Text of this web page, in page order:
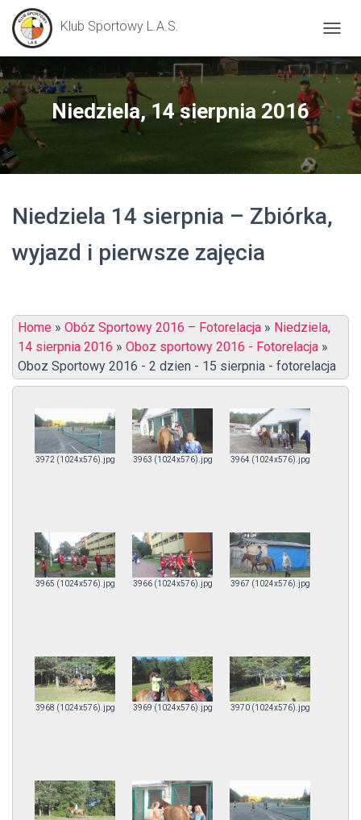
Klub Sportowy L.A.S.
R
Ą
Z
G
Niedziela, 14 sierpnia 2016
Niedziela 14 sierpnia – Zbiórka,
wyjazd i pierwsze zajęcia
Home » Obóz Sportowy 2016 – Fotorelacja » Niedziela,
14 sierpnia 2016 » Oboz sportowy 2016 - Fotorelacja »
Oboz Sportowy 2016 - 2 dzien - 15 sierpnia - fotorelacja
3972 (1024x576).jpg 3963 (1024x576).jpg 3964 (1024x576).jpg
3965 (1024x576).jpg 3966 (1024x576).jpg 3967 (1024x576).jpg
3968 (1024x576).jpg 3969 (1024x576).jpg 3970 (1024x576).jpg